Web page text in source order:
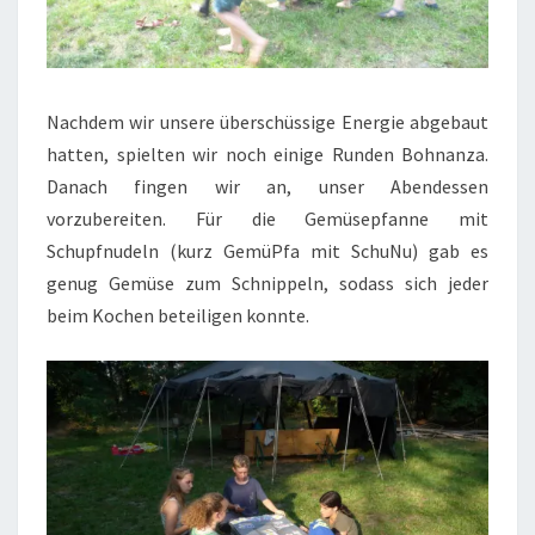
Nachdem wir unsere überschüssige Energie abgebaut
hatten, spielten wir noch einige Runden Bohnanza.
Danach fingen wir an, unser Abendessen
vorzubereiten. Für die Gemüsepfanne mit
Schupfnudeln (kurz GemüPfa mit SchuNu) gab es
genug Gemüse zum Schnippeln, sodass sich jeder
beim Kochen beteiligen konnte.